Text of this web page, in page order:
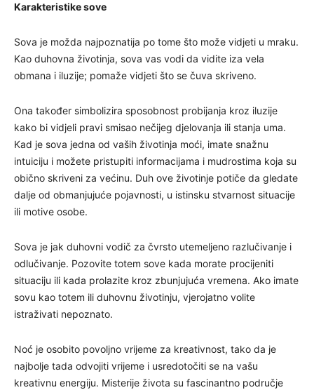
Karakteristike sove
Sova je možda najpoznatija po tome što može vidjeti u mraku.
Kao duhovna životinja, sova vas vodi da vidite iza vela
obmana i iluzije; pomaže vidjeti što se čuva skriveno.
Ona također simbolizira sposobnost probijanja kroz iluzije
kako bi vidjeli pravi smisao nečijeg djelovanja ili stanja uma.
Kad je sova jedna od vaših životinja moći, imate snažnu
intuiciju i možete pristupiti informacijama i mudrostima koja su
obično skriveni za većinu. Duh ove životinje potiče da gledate
dalje od obmanjujuće pojavnosti, u istinsku stvarnost situacije
ili motive osobe.
Sova je jak duhovni vodič za čvrsto utemeljeno razlučivanje i
odlučivanje. Pozovite totem sove kada morate procijeniti
situaciju ili kada prolazite kroz zbunjujuća vremena. Ako imate
sovu kao totem ili duhovnu životinju, vjerojatno volite
istraživati nepoznato.
Noć je osobito povoljno vrijeme za kreativnost, tako da je
najbolje tada odvojiti vrijeme i usredotočiti se na vašu
kreativnu energiju. Misterije života su fascinantno područje